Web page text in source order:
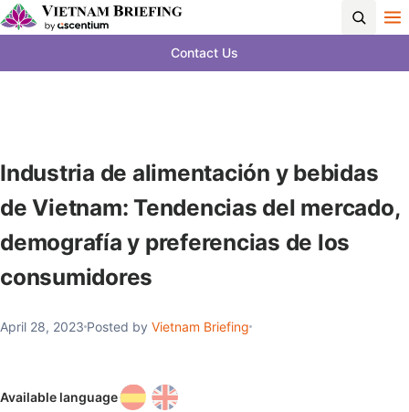
Contact Us
Industria de alimentación y bebidas
de Vietnam: Tendencias del mercado,
demografía y preferencias de los
consumidores
April 28, 2023 Posted by Vietnam Briefing
Available language